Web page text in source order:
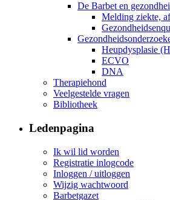
De Barbet en
Melding ziekte,
Heupdysplasie
ECVO
DNA
Therapiehond
Veelgestelde vragen
Bibliotheek
Ledenpagina
Ik wil lid worden
Registratie inlogcode
Inloggen / uitloggen
Wijzig wachtwoord
Barbetgazet